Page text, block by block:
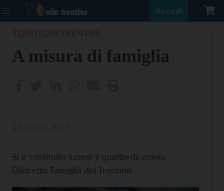
Accedi
A misura di famiglia
Si è costituito lunedì il quattordicesimo
Distretto Famiglia del Trentino